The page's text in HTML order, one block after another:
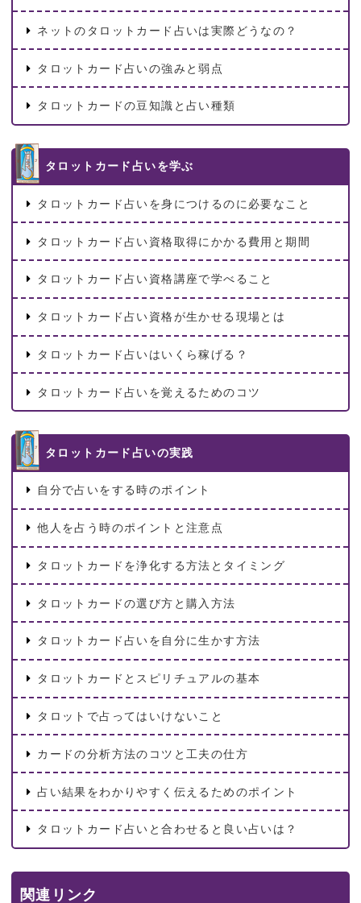
ネットのタロットカード占いは実際どうなの？
タロットカード占いの強みと弱点
タロットカードの豆知識と占い種類
タロットカード占いを学ぶ
タロットカード占いを身につけるのに必要なこと
タロットカード占い資格取得にかかる費用と期間
タロットカード占い資格講座で学べること
タロットカード占い資格が生かせる現場とは
タロットカード占いはいくら稼げる？
タロットカード占いを覚えるためのコツ
タロットカード占いの実践
自分で占いをする時のポイント
他人を占う時のポイントと注意点
タロットカードを浄化する方法とタイミング
タロットカードの選び方と購入方法
タロットカード占いを自分に生かす方法
タロットカードとスピリチュアルの基本
タロットで占ってはいけないこと
カードの分析方法のコツと工夫の仕方
占い結果をわかりやすく伝えるためのポイント
タロットカード占いと合わせると良い占いは？
関連リンク